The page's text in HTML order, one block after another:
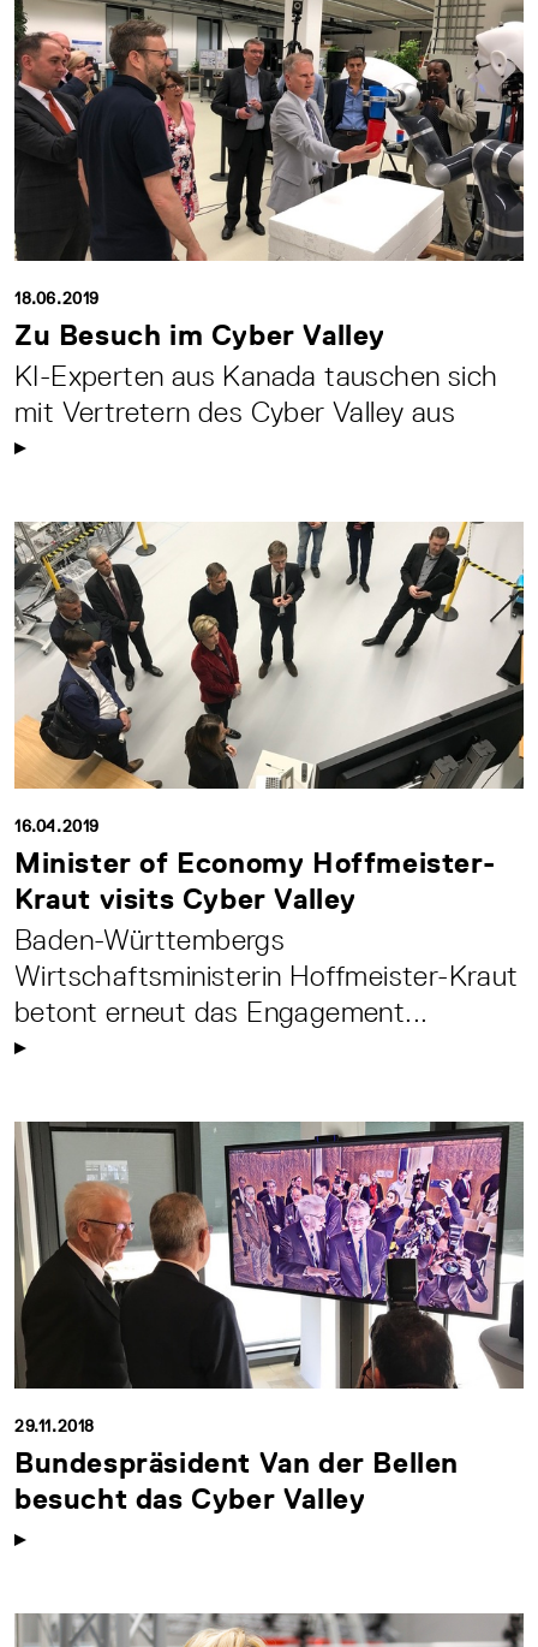
18.06.2019
Zu Besuch im Cyber Valley
KI-Experten aus Kanada tauschen sich
mit Vertretern des Cyber Valley aus
16.04.2019
Minister of Economy Hoffmeister-
Kraut visits Cyber Valley
Baden-Württembergs
Wirtschaftsministerin Hoffmeister-Kraut
betont erneut das Engagement...
29.11.2018
Bundespräsident Van der Bellen
besucht das Cyber Valley